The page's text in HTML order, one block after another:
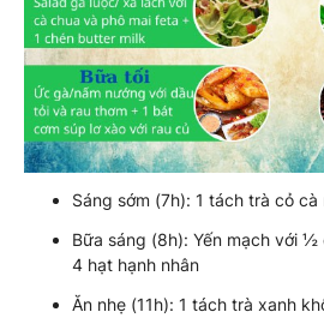
Sáng sớm (7h): 1 tách trà cỏ cà
Bữa sáng (8h): Yến mạch với
4 hạt hạnh nhân
Ăn nhẹ (11h): 1 tách trà xanh